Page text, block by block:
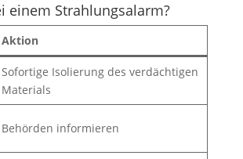
einem Strahlungsalarm?
Aktion
Sofortige Isolierung des verdächtigen
Materials
Behörden informieren